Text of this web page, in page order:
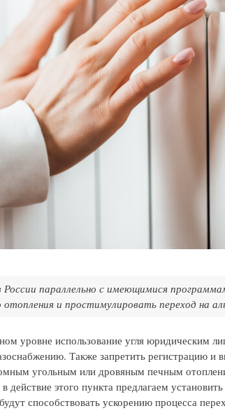
параллельно с имеющимися
отопления и простимулировать переход на
уровне использование угля юридическим
Также запретить регистрацию
угольным или дровяным печным
этого пункта предлагаем
способствовать ускорению процесса